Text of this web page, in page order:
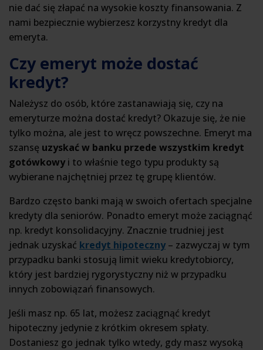
nie dać się złapać na wysokie koszty finansowania. Z
nami bezpiecznie wybierzesz korzystny kredyt dla
emeryta.
Czy emeryt może dostać
kredyt?
Należysz do osób, które zastanawiają się, czy na
emeryturze można dostać kredyt? Okazuje się, że nie
tylko można, ale jest to wręcz powszechne. Emeryt ma
szansę uzyskać w banku przede wszystkim kredyt
gotówkowy i to właśnie tego typu produkty są
wybierane najchętniej przez tę grupę klientów.
Bardzo często banki mają w swoich ofertach specjalne
kredyty dla seniorów. Ponadto emeryt może zaciągnąć
np. kredyt konsolidacyjny. Znacznie trudniej jest
jednak uzyskać kredyt hipoteczny – zazwyczaj w tym
przypadku banki stosują limit wieku kredytobiorcy,
który jest bardziej rygorystyczny niż w przypadku
innych zobowiązań finansowych.
Jeśli masz np. 65 lat, możesz zaciągnąć kredyt
hipoteczny jedynie z krótkim okresem spłaty.
Dostaniesz go jednak tylko wtedy, gdy masz wysoką